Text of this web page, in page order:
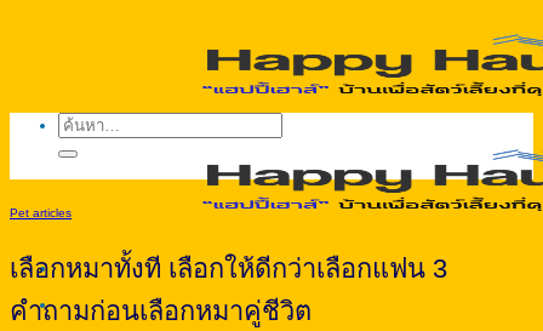
ค้นหา:
Pet articles
เลือกหมาทั้งที เลือกให้ดีกว่าเลือกแฟน 3
คำถามก่อนเลือกหมาคู่ชีวิต